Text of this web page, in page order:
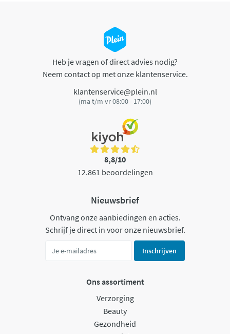
Heb je vragen of direct advies nodig?
Neem contact op met onze klantenservice.
klantenservice@plein.nl
(ma t/m vr 08:00 - 17:00)
8,8/10
12.861 beoordelingen
Nieuwsbrief
Ontvang onze aanbiedingen en acties.
Schrijf je direct in voor onze nieuwsbrief.
Inschrijven
Ons assortiment
Verzorging
Beauty
Gezondheid